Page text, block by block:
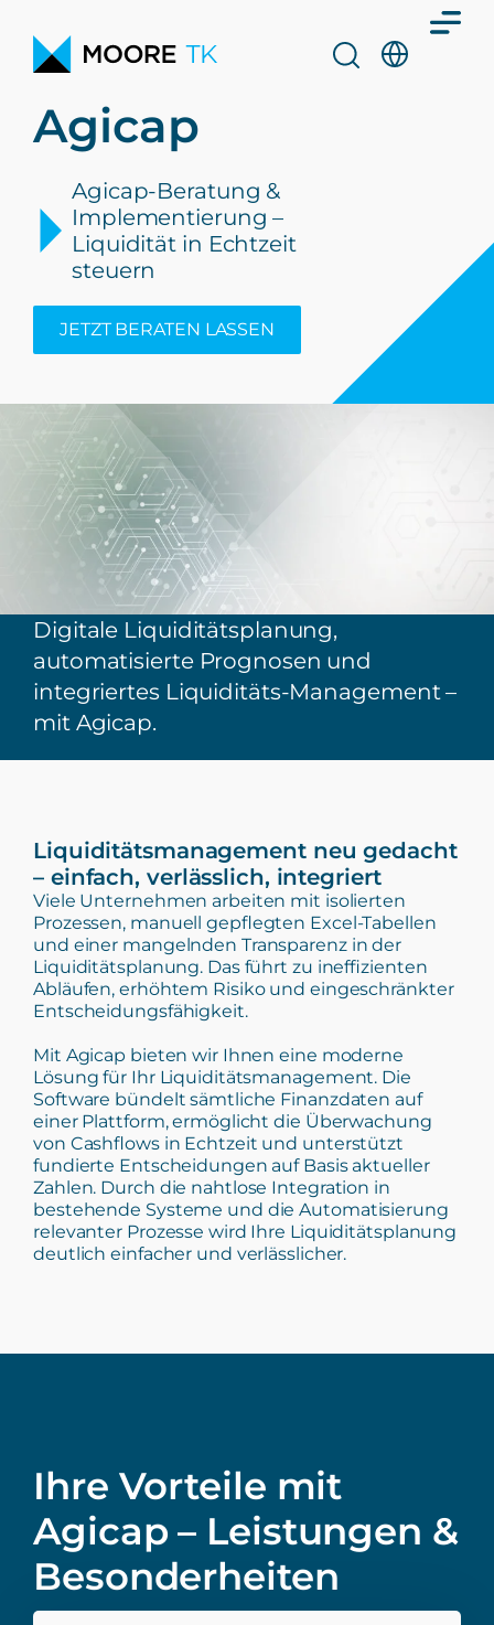
Agicap
Agicap-Beratung &
Implementierung –
Liquidität in Echtzeit
steuern
JETZT BERATEN LASSEN
Digitale Liquiditätsplanung,
automatisierte Prognosen und
integriertes Liquiditäts-Management –
mit Agicap.
Liquiditätsmanagement neu gedacht
– einfach, verlässlich, integriert
Viele Unternehmen arbeiten mit isolierten
Prozessen, manuell gepflegten Excel-Tabellen
und einer mangelnden Transparenz in der
Liquiditätsplanung. Das führt zu ineffizienten
Abläufen, erhöhtem Risiko und eingeschränkter
Entscheidungsfähigkeit.
Mit Agicap bieten wir Ihnen eine moderne
Lösung für Ihr Liquiditätsmanagement. Die
Software bündelt sämtliche Finanzdaten auf
einer Plattform, ermöglicht die Überwachung
von Cashflows in Echtzeit und unterstützt
fundierte Entscheidungen auf Basis aktueller
Zahlen. Durch die nahtlose Integration in
bestehende Systeme und die Automatisierung
relevanter Prozesse wird Ihre Liquiditätsplanung
deutlich einfacher und verlässlicher.
Ihre Vorteile mit
Agicap – Leistungen &
Besonderheiten